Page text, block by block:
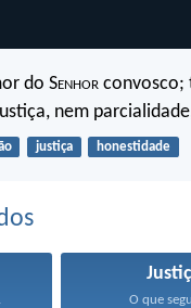
do Senhor convosco;
nem
justiça honestidade
O que